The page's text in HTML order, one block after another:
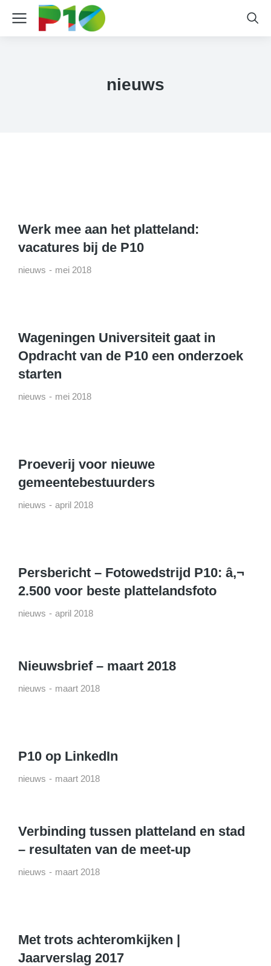
nieuws
Werk mee aan het platteland:
vacatures bij de P10
nieuws mei 2018
Wageningen Universiteit gaat in
Opdracht van de P10 een onderzoek
starten
nieuws mei 2018
Proeverij voor nieuwe
gemeentebestuurders
nieuws april 2018
Persbericht – Fotowedstrijd P10: â‚¬
2.500 voor beste plattelandsfoto
nieuws april 2018
Nieuwsbrief – maart 2018
nieuws maart 2018
P10 op LinkedIn
nieuws maart 2018
Verbinding tussen platteland en stad
– resultaten van de meet-up
nieuws maart 2018
Met trots achteromkijken |
Jaarverslag 2017